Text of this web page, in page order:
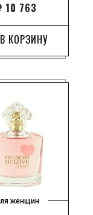
10 763
В КОРЗИНУ
женщин